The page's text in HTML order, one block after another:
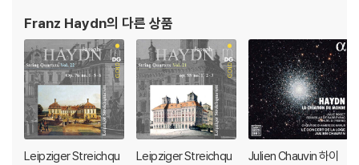
태어난 그는
Franz Haydn의 다른 상품
Leipziger Streichqu
Leipziger Streichqu
Julien Chauvin 하이